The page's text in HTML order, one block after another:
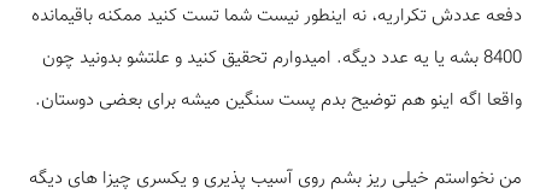
دفعه عددش تکراریه، نه اینطور نیست شما تست کنید ممکنه باقیمانده
8400 بشه یا یه عدد دیگه. امیدوارم تحقیق کنید و علتشو بدونید چون
واقعا اگه اینو هم توضیح بدم پست سنگین میشه برای بعضی دوستان.
من نخواستم خیلی ریز بشم روی آسیب پذیری و یکسری چیزا های دیگه